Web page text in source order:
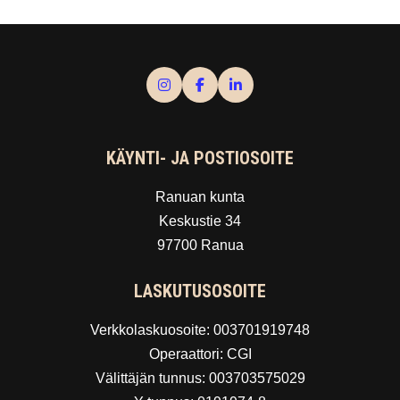
KÄYNTI- JA POSTIOSOITE
Ranuan kunta
Keskustie 34
97700 Ranua
LASKUTUSOSOITE
Verkkolaskuosoite: 003701919748
Operaattori: CGI
Välittäjän tunnus: 003703575029